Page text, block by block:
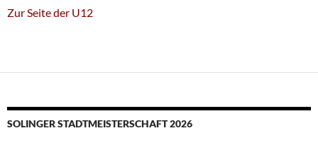
Zur Seite der U12
SOLINGER STADTMEISTERSCHAFT 2026